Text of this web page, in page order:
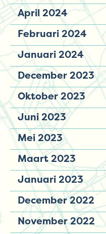
April 2024
Februari 2024
Januari 2024
December 2023
Oktober 2023
Juni 2023
Mei 2023
Maart 2023
Januari 2023
December 2022
November 2022